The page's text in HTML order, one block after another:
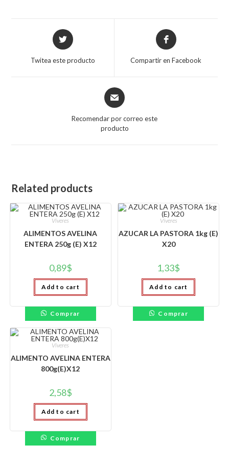
Opens
in
Twitea este producto
Opens
in
Compartir en Facebook
Opens
in
new
Recomendar por correo este
producto
Related products
Víveres
ALIMENTOS AVELINA
ENTERA 250g (E) X12
0,89$
Add to cart
Comprar
Víveres
AZUCAR LA PASTORA 1kg (E)
X20
1,33$
Add to cart
Comprar
Víveres
ALIMENTO AVELINA ENTERA
800g(E)X12
2,58$
Add to cart
Comprar